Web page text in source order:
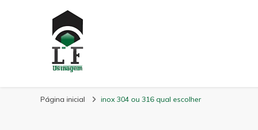
LF Usinagem
Página inicial inox 304 ou 316 qual escolher